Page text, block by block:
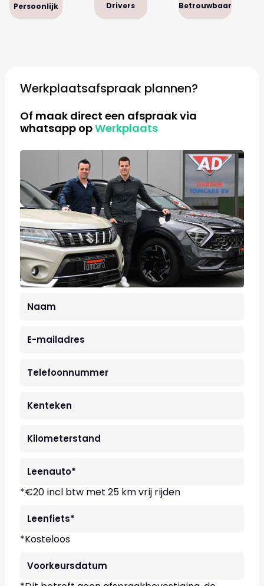
Persoonlijk Drivers Betrouwbaar
Werkplaatsafspraak plannen?
Of maak direct een afspraak via
whatsapp opWerkplaats
*€20 incl btw met 25 km vrij rijden
*Kosteloos